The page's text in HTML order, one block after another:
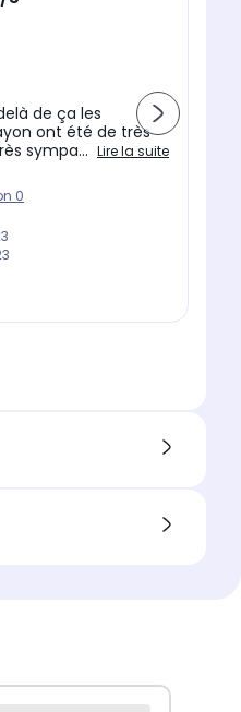
de ça les
ont été de très
sympa... Lire la suite
0